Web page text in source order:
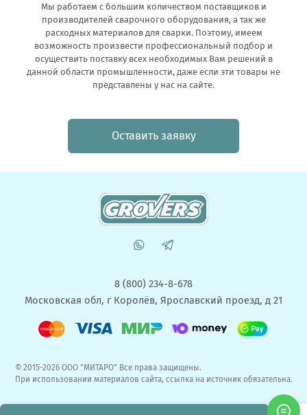
Мы работаем с большим количеством поставщиков и
производителей сварочного оборудования, а так же
расходных материалов для сварки. Поэтому, имеем
возможность произвести профессиональный подбор и
осуществить поставку всех необходимых Вам решений в
данной области промышленности, даже если эти товары не
представлены у нас на сайте.
Оставить заявку
8 (800) 234-8-678
Московская обл, г Королёв, Ярославский проезд, д 21
© 2015-2026 ООО "МИТАРО" Все права защищены.
При использовании материалов сайта, ссылка на источник обязательна.